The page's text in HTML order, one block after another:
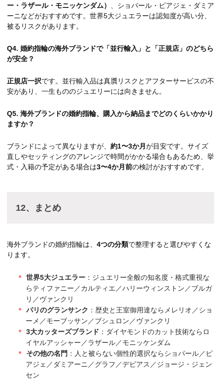
ー・ラザール・モニッケンダム）
、ショパール・ピアジェ・ダミア
ーニなどがおすすめです。世界5大ジュエラーは認知度が高い分、
被るリスクがあります。
Q4. 婚約指輪の海外ブランドで「並行輸入」と「正規店」のどちら
が安全？
正規店一択です。並行輸入品は真贋リスクとアフターサービスの不
安があり、一生もののジュエリーには向きません。
Q5. 海外ブランドの婚約指輪、購入から納品までどのくらいかかり
ますか？
ブランドによって異なりますが、 約1〜3か月 が目安です。サイズ
直しやセッティングのアレンジで時間がかかる場合もあるため、挙
式・入籍の予定がある場合は3〜4か月前の検討がおすすめです。
12、まとめ
海外ブランドの婚約指輪は、 4つの分類で整理すると選びやすくな
ります。
世界5大ジュエラー ：ジュエリー全般の知名度・格式重視な
らティファニー／カルティエ／ハリーウィンストン／ブルガ
リ／ヴァンクリ
パリのグランサンク ：歴史と王室御用達ならメレリオ／ショ
ーメ／モーブッサン／ブシュロン／ヴァンクリ
3大カッターズブランド ：ダイヤモンドのカット技術ならロ
イヤルアッシャー／ラザール／モニッケンダム
その他の名門 ：人と被らない個性的選択ならショパール／ピ
アジェ／ダミアーニ／グラフ／デビアス／ジョージ・ジェン
セン